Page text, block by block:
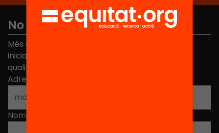
No et perdis res
Més de 40.000 persones ja han triat Equitat. Rep
iniciatives, propostes i projectes per millorar la
qualitat de l'educació a Catalunya.
Adreça electrònica
Nom